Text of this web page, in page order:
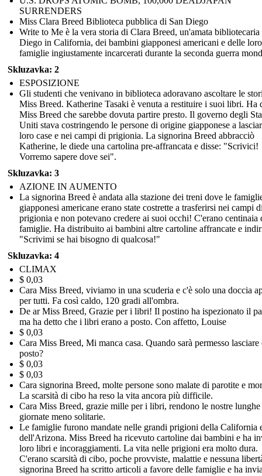
SURRENDERS
Miss Clara Breed Biblioteca pubblica di San Diego
Write to Me è la vera storia di Clara Breed, un'amata bibliotecaria
Diego in California, dei bambini giapponesi americani e delle loro
famiglie ingiustamente incarcerati durante la seconda guerra
Skluzavka: 2
ESPOSIZIONE
Gli studenti che venivano in biblioteca adoravano ascoltare le
Miss Breed. Katherine Tasaki è venuta a restituire i suoi libri. Ha
Miss Breed che sarebbe dovuta partire presto. Il governo degli
Uniti stava costringendo le persone di origine giapponese a
loro case e nei campi di prigionia. La signorina Breed abbracciò
Katherine, le diede una cartolina pre-affrancata e disse: "Scrivici!
Vorremo sapere dove sei".
Skluzavka: 3
AZIONE IN AUMENTO
La signorina Breed è andata alla stazione dei treni dove le
giapponesi americane erano state costrette a trasferirsi nei campi
prigionia e non potevano credere ai suoi occhi! C'erano centinaia
famiglie. Ha distribuito ai bambini altre cartoline affrancate e
"Scrivimi se hai bisogno di qualcosa!"
Skluzavka: 4
CLIMAX
$ 0,03
Cara Miss Breed, viviamo in una scuderia e c'è solo una doccia
per tutti. Fa così caldo, 120 gradi all'ombra.
De ar Miss Breed, Grazie per i libri! Il postino ha ispezionato il
ma ha detto che i libri erano a posto. Con affetto, Louise
$ 0,03
Cara Miss Breed, Mi manca casa. Quando sarà permesso lasciare
posto?
$ 0,03
$ 0,03
Cara signorina Breed, molte persone sono malate di parotite e
La scarsità di cibo ha reso la vita ancora più difficile.
Cara Miss Breed, grazie mille per i libri, rendono le nostre lunghe
giornate meno solitarie.
Le famiglie furono mandate nelle grandi prigioni della California
dell'Arizona. Miss Breed ha ricevuto cartoline dai bambini e ha
loro libri e incoraggiamenti. La vita nelle prigioni era molto dura.
C'erano scarsità di cibo, poche provviste, malattie e nessuna
signorina Breed ha scritto articoli a favore delle famiglie e ha